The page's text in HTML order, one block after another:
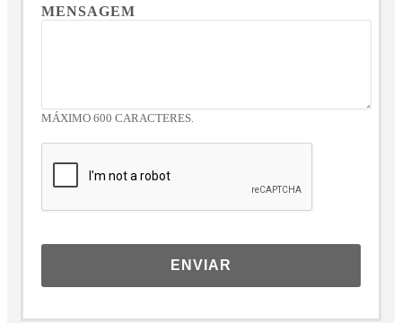
MENSAGEM
MÁXIMO 600 CARACTERES.
ENVIAR